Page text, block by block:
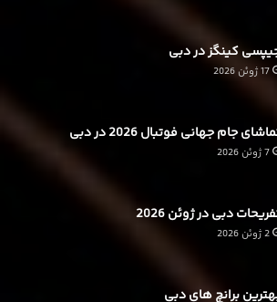
کینگز در دبی
17 ژوئن 2026
جام جهانی فوتبال 2026 در دبی
7 ژوئن 2026
دبی در ژوئن 2026
2 ژوئن 2026
برانچ های دبی